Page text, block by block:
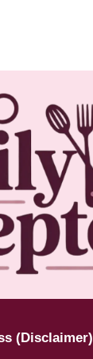
(Disclaimer)